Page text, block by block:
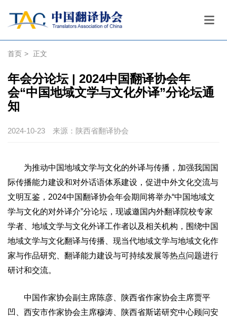
首页 > 正文
年会分论坛 | 2024中国翻译协会年
会“中国地域文学与文化外译”分论坛通
知
2024-10-23 来源：陕西省翻译协会
为推动中国地域文学与文化的外译与传播，加强我国国
际传播能力建设和对外话语体系建设，促进中外文化交流与
文明互鉴，2024中国翻译协会年会期间将举办“中国地域文
学与文化的对外译介”分论坛，现诚邀国内外翻译院校专家
学者、地域文学与文化外译工作者以及相关机构，围绕中国
地域文学与文化翻译与传播、现当代地域文学与地域文化作
家与作品研究、翻译能力建设与可持续发展等热点问题进行
研讨和交流。
中国作家协会副主席陈彦、陕西省作家协会主席贾平
凹、西安市作家协会主席穆涛、陕西省斯诺研究中心顾问安